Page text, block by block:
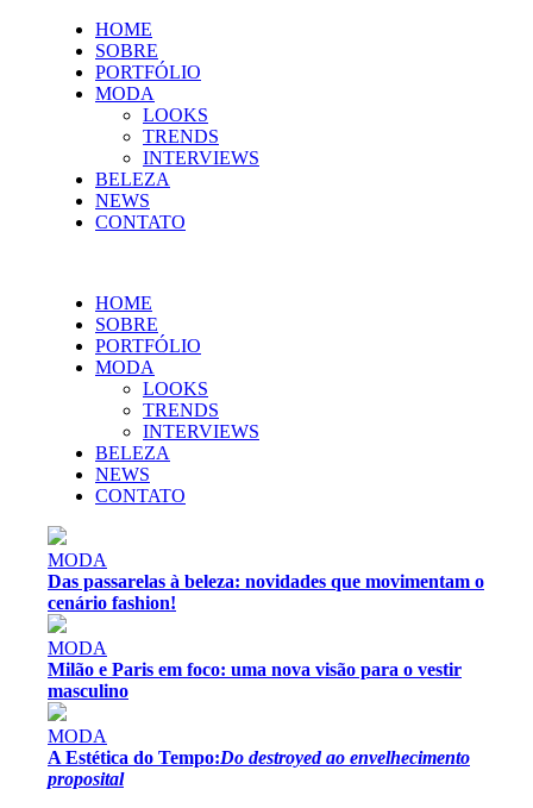
HOME
SOBRE
PORTFÓLIO
MODA
LOOKS
TRENDS
INTERVIEWS
BELEZA
NEWS
CONTATO
HOME
SOBRE
PORTFÓLIO
MODA
LOOKS
TRENDS
INTERVIEWS
BELEZA
NEWS
CONTATO
MODA
Das passarelas à beleza: novidades que movimentam o
cenário fashion!
MODA
Milão e Paris em foco: uma nova visão para o vestir
masculino
MODA
A Estética do Tempo:Do destroyed ao envelhecimento
proposital